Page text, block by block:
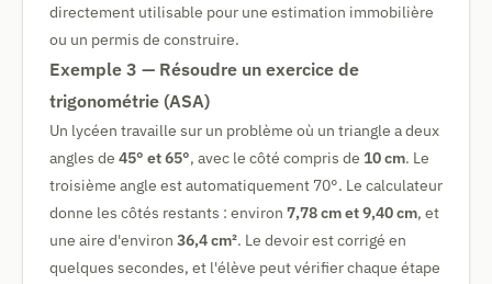
directement utilisable pour une estimation immobilière
ou un permis de construire.
Exemple 3 — Résoudre un exercice de
trigonométrie (ASA)
Un lycéen travaille sur un problème où un triangle a deux
angles de 45° et 65°, avec le côté compris de 10 cm. Le
troisième angle est automatiquement 70°. Le calculateur
donne les côtés restants : environ 7,78 cm et 9,40 cm, et
une aire d'environ 36,4 cm². Le devoir est corrigé en
quelques secondes, et l'élève peut vérifier chaque étape